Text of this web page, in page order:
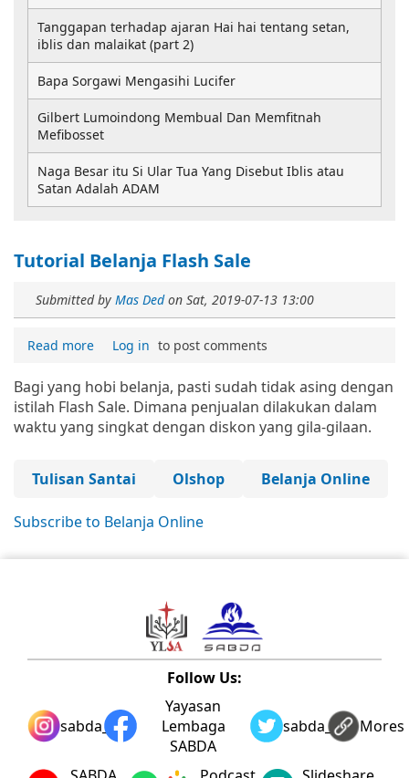
Tutorial Belanja Flash Sale
Submitted by Mas Dedon Sat, 2019-07-13 13:00
Read more Log in to post comments
Bagi yang hobi belanja, pasti sudah tidak asing dengan
istilah Flash Sale. Dimana penjualan dilakukan dalam
waktu yang singkat dengan diskon yang gila-gilaan.
Tulisan Santai Olshop Belanja Online
Subscribe to Belanja Online
Tanggapan terhadap ajaran Hai hai tentang setan,
iblis dan malaikat (part 2)
Bapa Sorgawi Mengasihi Lucifer
Gilbert Lumoindong Membual Dan Memfitnah
Mefibosset
Naga Besar itu Si Ular Tua Yang Disebut Iblis atau
Satan Adalah ADAM
Follow Us:
sabda_ylsa
Yayasan
Lembaga
SABDA
sabda_ylsaMores